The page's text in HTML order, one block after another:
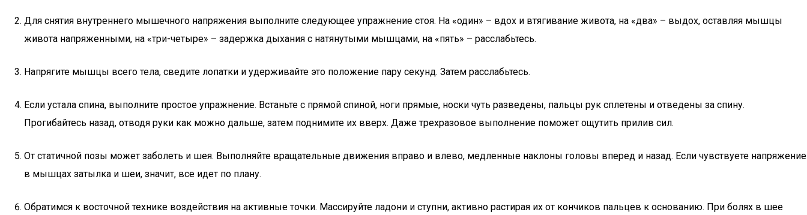
Для снятия внутреннего мышечного напряжения выполните следующее упражнение стоя. На «один» – вдох и втягивание живота, на «два» – выдох, оставляя мышцы
живота напряженными, на «три-четыре» – задержка дыхания с натянутыми мышцами, на «пять» – расслабьтесь.
Напрягите мышцы всего тела, сведите лопатки и удерживайте это положение пару секунд. Затем расслабьтесь.
Если устала спина, выполните простое упражнение. Встаньте с прямой спиной, ноги прямые, носки чуть разведены, пальцы рук сплетены и отведены за спину.
Прогибайтесь назад, отводя руки как можно дальше, затем поднимите их вверх. Даже трехразовое выполнение поможет ощутить прилив сил.
От статичной позы может заболеть и шея. Выполняйте вращательные движения вправо и влево, медленные наклоны головы вперед и назад. Если чувствуете напряжение
в мышцах затылка и шеи, значит, все идет по плану.
Обратимся к восточной технике воздействия на активные точки. Массируйте ладони и ступни, активно растирая их от кончиков пальцев к основанию. При болях в шее